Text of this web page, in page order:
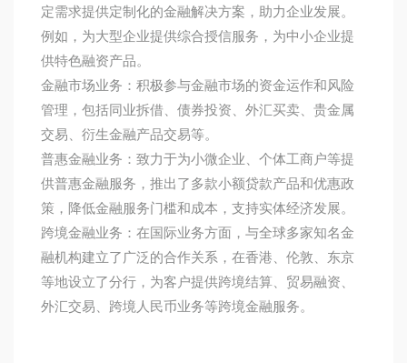
定需求提供定制化的金融解决方案，助力企业发展。
例如，为大型企业提供综合授信服务，为中小企业提
供特色融资产品。
金融市场业务：积极参与金融市场的资金运作和风险
管理，包括同业拆借、债券投资、外汇买卖、贵金属
交易、衍生金融产品交易等。
普惠金融业务：致力于为小微企业、个体工商户等提
供普惠金融服务，推出了多款小额贷款产品和优惠政
策，降低金融服务门槛和成本，支持实体经济发展。
跨境金融业务：在国际业务方面，与全球多家知名金
融机构建立了广泛的合作关系，在香港、伦敦、东京
等地设立了分行，为客户提供跨境结算、贸易融资、
外汇交易、跨境人民币业务等跨境金融服务。